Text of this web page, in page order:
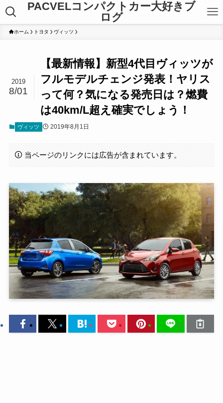
PACVELコンパクトカー大好きブ
ログ
ホーム トヨタ ヴィッツ
【最新情報】新型4代目ヴィッツが
フルモデルチェンジ発表！ヤリス
って何？気になる発売日は？燃費
は40km/L超え確実でしょう！
2019
8/01
ヴィッツ 2019年8月1日
当ページのリンクには広告が含まれています。